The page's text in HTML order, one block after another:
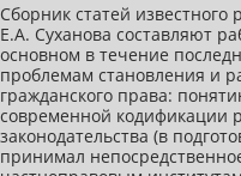
Сборник статей известного
Е.А. Суханова составляют
основном в течение
проблемам становления и
гражданского права:
современной кодификации
законодательства (в
принимал